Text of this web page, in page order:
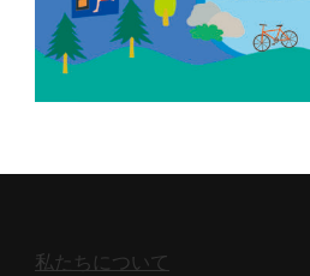
私たちについて